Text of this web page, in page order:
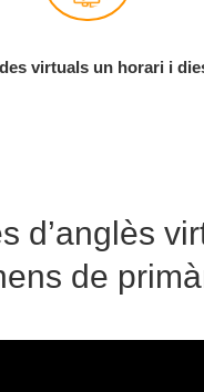
virtuals un horari i
d’anglès
de